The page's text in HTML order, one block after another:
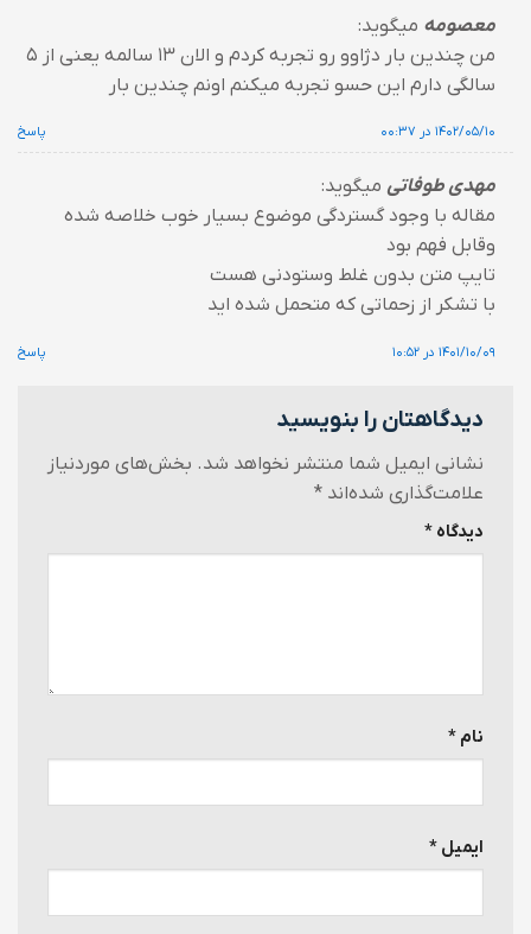
معصومه میگوید:
من چندین بار دژاوو رو تجربه کردم و الان ۱۳ سالمه یعنی از ۵
سالگی دارم این حسو تجربه میکنم اونم چندین بار
۱۴۰۲/۰۵/۱۰ در ۰۰:۳۷ پاسخ
مهدی طوفاتی میگوید:
مقاله با وجود گستردگی موضوع بسیار خوب خلاصه شده
وقابل فهم بود
تایپ متن بدون غلط وستودنی هست
با تشکر از زحماتی که متحمل شده اید
۱۴۰۱/۱۰/۰۹ در ۱۰:۵۲ پاسخ
دیدگاهتان را بنویسید
نشانی ایمیل شما منتشر نخواهد شد. بخش‌های موردنیاز
علامت‌گذاری شده‌اند *
دیدگاه *
نام *
ایمیل *